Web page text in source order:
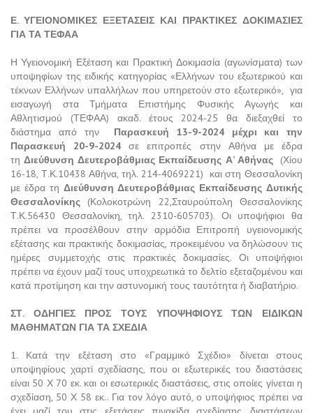
Ε. ΥΓΕΙΟΝΟΜΙΚΕΣ ΕΞΕΤΑΣΕΙΣ ΚΑΙ ΠΡΑΚΤΙΚΕΣ ΔΟΚΙΜΑΣΙΕΣ
ΓΙΑ ΤΑ ΤΕΦΑΑ
Η Υγειονομική Εξέταση και Πρακτική Δοκιμασία (αγωνίσματα) των
υποψηφίων της ειδικής κατηγορίας «Ελλήνων του εξωτερικού και
τέκνων Ελλήνων υπαλλήλων που υπηρετούν στο εξωτερικό», για
εισαγωγή στα Τμήματα Επιστήμης Φυσικής Αγωγής και
Αθλητισμού (ΤΕΦΑΑ) ακαδ. έτους 2024-25 θα διεξαχθεί το
διάστημα από την Παρασκευή 13-9-2024 μέχρι και την
Παρασκευή 20-9-2024 σε επιτροπές στην Αθήνα με έδρα
τηΔιεύθυνση Δευτεροβάθμιας Εκπαίδευσης Α’ Αθήνας(Χίου
16-18, Τ.Κ.10438 Αθήνα, τηλ. 214-4069221) και στη Θεσσαλονίκη
με έδρα τη Διεύθυνση Δευτεροβάθμιας Εκπαίδευσης Δυτικής
Θεσσαλονίκης (Κολοκοτρώνη 22,Σταυρούπολη Θεσσαλονίκης
Τ.Κ.56430 Θεσσαλονίκη, τηλ. 2310-605703). Οι υποψήφιοι θα
πρέπει να προσέλθουν στην αρμόδια Επιτροπή υγειονομικής
εξέτασης και πρακτικής δοκιμασίας, προκειμένου να δηλώσουν τις
ημέρες συμμετοχής στις πρακτικές δοκιμασίες. Οι υποψήφιοι
πρέπει να έχουν μαζί τους υποχρεωτικά το δελτίο εξεταζομένου και
κατά προτίμηση και την αστυνομική τους ταυτότητα ή διαβατήριο.
ΣΤ. ΟΔΗΓΙΕΣ ΠΡΟΣ ΤΟΥΣ ΥΠΟΨΗΦΙΟΥΣ ΤΩΝ ΕΙΔΙΚΩΝ
ΜΑΘΗΜΑΤΩΝ ΓΙΑ ΤΑ ΣΧΕΔΙΑ
1. Κατά την εξέταση στο «Γραμμικό Σχέδιο» δίνεται στους
υποψηφίους χαρτί σχεδίασης, που οι εξωτερικές του διαστάσεις
είναι 50 Χ 70 εκ. και οι εσωτερικές διαστάσεις, στις οποίες γίνεται η
σχεδίαση, 50 Χ 58 εκ.. Για τον λόγο αυτό, ο υποψήφιος πρέπει να